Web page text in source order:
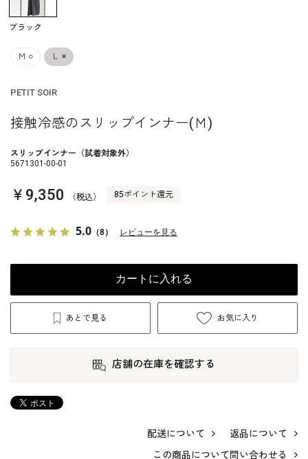
ブラック
Ｍ ○ Ｌ ×
PETIT SOIR
接触冷感のスリップインナー(Ｍ)
スリップインナー（試着対象外）
5671301-00-01
￥9,350 （税込） 85ポイント還元
5.0 （8） レビューを見る
カートに入れる
あとで見る お気に入り
店舗の在庫を確認する
配送について
返品について
この商品について問い合わせる